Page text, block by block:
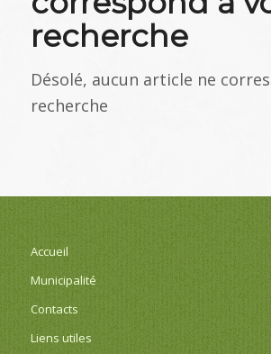
recherche
Désolé, aucun article ne
recherche
Accueil
Municipalité
Contacts
Liens utiles